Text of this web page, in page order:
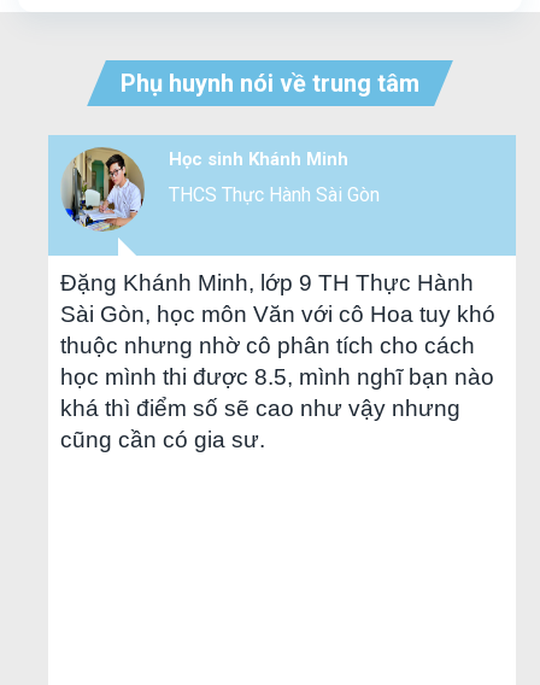
Phụ huynh nói về trung tâm
Học sinh Khánh Minh
THCS Thực Hành Sài Gòn
Đặng Khánh Minh, lớp 9 TH Thực Hành
Sài Gòn, học môn Văn với cô Hoa tuy khó
thuộc nhưng nhờ cô phân tích cho cách
học mình thi được 8.5, mình nghĩ bạn nào
khá thì điểm số sẽ cao như vậy nhưng
cũng cần có gia sư.